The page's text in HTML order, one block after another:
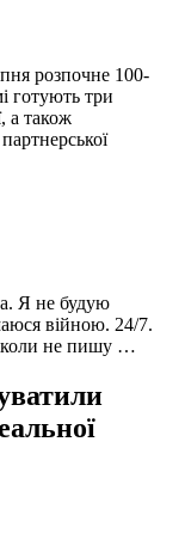
розпочне 100-
готують три
а також
Я не будую
війною. 24/7.
не пишу …